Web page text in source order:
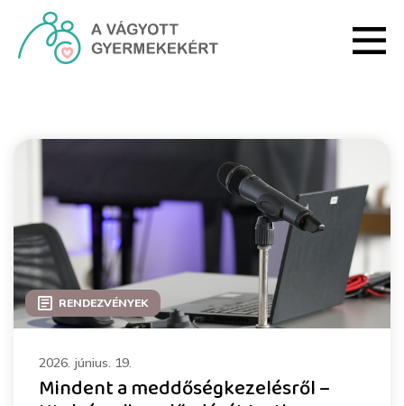
Ugrás a fő tartalomhoz
RENDEZVÉNYEK
2026. június. 19.
Mindent a meddőségkezelésről –